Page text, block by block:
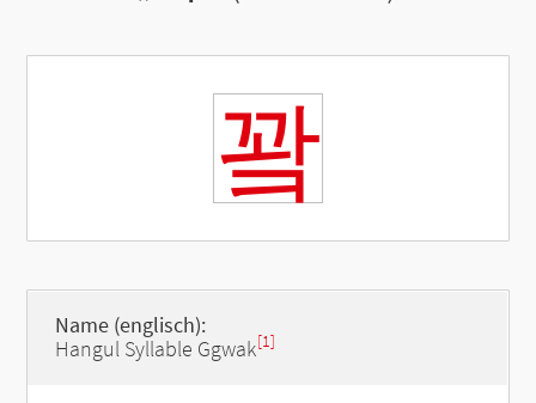
꽠
Name (englisch):
Hangul Syllable Ggwak[1]